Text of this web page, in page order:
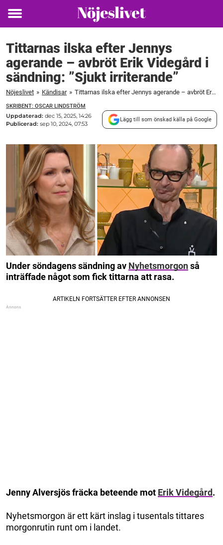
Toggle
Tittarnas ilska efter Jennys
agerande – avbröt Erik Videgård i
sändning: ”Sjukt irriterande”
Nöjeslivet » Kändisar » Tittarnas ilska efter Jennys agerande – avbröt Erik Videgård i sändning: "Sjukt irriterande"
SKRIBENT: OSCAR LINDSTRÖM
Uppdaterad: dec 15, 2025, 14:26
Publicerad: sep 10, 2024, 07:53
Lägg till som önskad källa på Google
Under söndagens sändning av Nyhetsmorgonså
inträffade något som fick tittarna att rasa.
Jenny Alversjös fräcka beteende mot Erik Videgård.
Nyhetsmorgon är ett kärt inslag i tusentals tittares
morgonrutin runt om i landet.